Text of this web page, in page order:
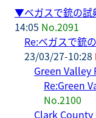
▼ベガスで銃の
14:05 No.2091
Re:ベガスで銃
23/03/27-10:28
Green Valley
Re:Green
No.2100
Clark